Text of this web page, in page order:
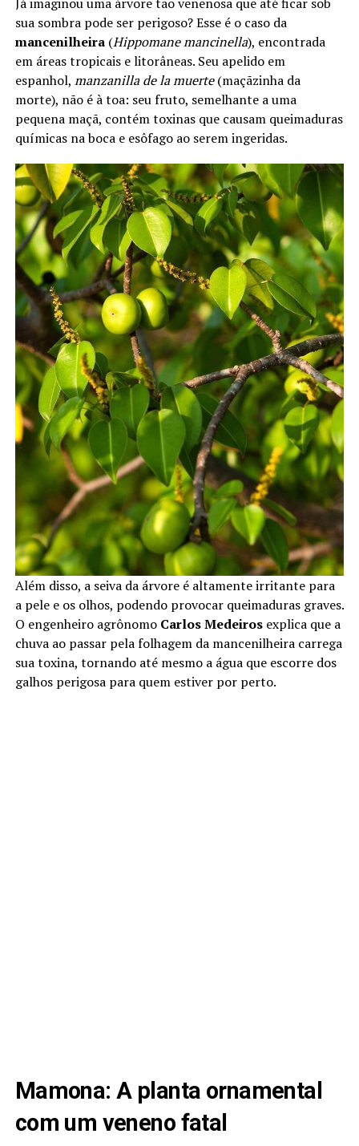
sua sombra pode ser perigoso? Esse é o caso da
mancenilheira(Hippomane mancinella), encontrada
em áreas tropicais e litorâneas. Seu apelido em
espanhol, manzanilla de la muerte(maçãzinha da
morte), não é à toa: seu fruto, semelhante a uma
pequena maçã, contém toxinas que causam queimaduras
químicas na boca e esôfago ao serem ingeridas.
Além disso, a seiva da árvore é altamente irritante para
a pele e os olhos, podendo provocar queimaduras graves.
O engenheiro agrônomo Carlos Medeirosexplica que a
chuva ao passar pela folhagem da mancenilheira carrega
sua toxina, tornando até mesmo a água que escorre dos
galhos perigosa para quem estiver por perto.
Mamona: A planta ornamental
com um veneno fatal